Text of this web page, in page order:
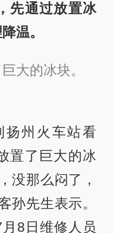
先通过放置冰
温。
大的冰块。
州火车站看
置了巨大的冰
没那么闷了，
孙先生表示。
8日维修人员